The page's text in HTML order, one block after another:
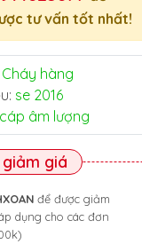
tư vấn tốt nhất!
Cháy hàng
se 2016
âm lượng
giảm giá
dụng cho các đơn